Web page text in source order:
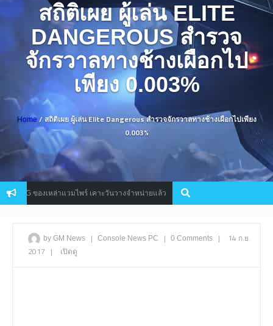
สถิติเผย ผู้เล่น ELITE
DANGEROUS สำรวจ
จักรวาลทางช้างเผือกไป
เพียง 0.003%
Home/ สถิติเผย ผู้เล่น Elite Dangerous สำรวจจักรวาลทางช้างเผือกไปเพียง
0.003%
ของเหล่าแวมไพร์ เคาะวันวางจำหน่ายแล้ว Console
by GM News | Console News PC | 0 Comments |
14 ก.ย.
2017 | เปิดดู